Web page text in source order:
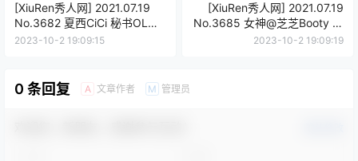
[XiuRen秀人网] 2021.07.19
No.3682 夏西CiCi 秘书OL剧
情剧情系列写真套图[45+1P
2023-10-2 19:09:15
[XiuRen秀人网] 2021.07.19
No.3685 女神@芝芝Booty 性
感写真套图 [88+1P 706M]
2023-10-2 19:09:19
0 条回复 A 文章作者 M 管理员